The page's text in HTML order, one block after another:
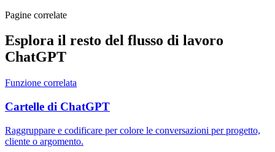
Pagine correlate
Esplora il resto del flusso di lavoro
ChatGPT
Funzione correlata
Cartelle di ChatGPT
Raggruppare e codificare per colore le conversazioni per progetto,
cliente o argomento.